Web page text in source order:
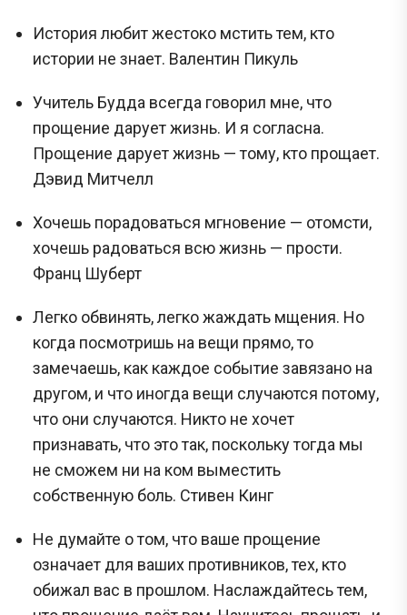
История любит жестоко мстить тем, кто
истории не знает. Валентин Пикуль
Учитель Будда всегда говорил мне, что
прощение дарует жизнь. И я согласна.
Прощение дарует жизнь — тому, кто прощает.
Дэвид Митчелл
Хочешь порадоваться мгновение — отомсти,
хочешь радоваться всю жизнь — прости.
Франц Шуберт
Легко обвинять, легко жаждать мщения. Но
когда посмотришь на вещи прямо, то
замечаешь, как каждое событие завязано на
другом, и что иногда вещи случаются потому,
что они случаются. Никто не хочет
признавать, что это так, поскольку тогда мы
не сможем ни на ком выместить
собственную боль. Стивен Кинг
Не думайте о том, что ваше прощение
означает для ваших противников, тех, кто
обижал вас в прошлом. Наслаждайтесь тем,
Сливы ЕГЭ в Telegram
*
Подпишись и получай бесплатно
задания с Дальнего востока!
Задания с Дальнего востока присылаются выпускниками, уже прошедшими